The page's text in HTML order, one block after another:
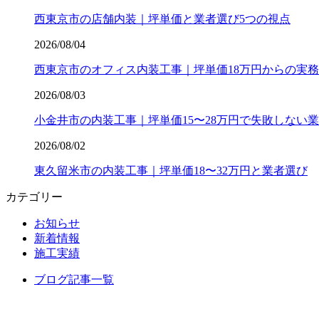
西東京市の店舗内装｜坪単価と業者選び5つの視点
2026/08/04
西東京市のオフィス内装工事｜坪単価18万円からの実
2026/08/03
小金井市の内装工事｜坪単価15〜28万円で失敗しない
2026/08/02
東久留米市の内装工事｜坪単価18〜32万円と業者選び
カテゴリー
お知らせ
新着情報
施工実績
ブログ記事一覧